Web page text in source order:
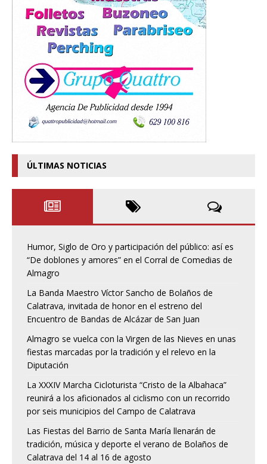
ÚLTIMAS NOTICIAS
Humor, Siglo de Oro y participación del público: así es
“De doblones y amores” en el Corral de Comedias de
Almagro
La Banda Maestro Víctor Sancho de Bolaños de
Calatrava, invitada de honor en el estreno del
Encuentro de Bandas de Alcázar de San Juan
Almagro se vuelca con la Virgen de las Nieves en unas
fiestas marcadas por la tradición y el relevo en la
Diputación
La XXXIV Marcha Cicloturista “Cristo de la Albahaca”
reunirá a los aficionados al ciclismo con un recorrido
por seis municipios del Campo de Calatrava
Las Fiestas del Barrio de Santa María llenarán de
tradición, música y deporte el verano de Bolaños de
Calatrava del 14 al 16 de agosto